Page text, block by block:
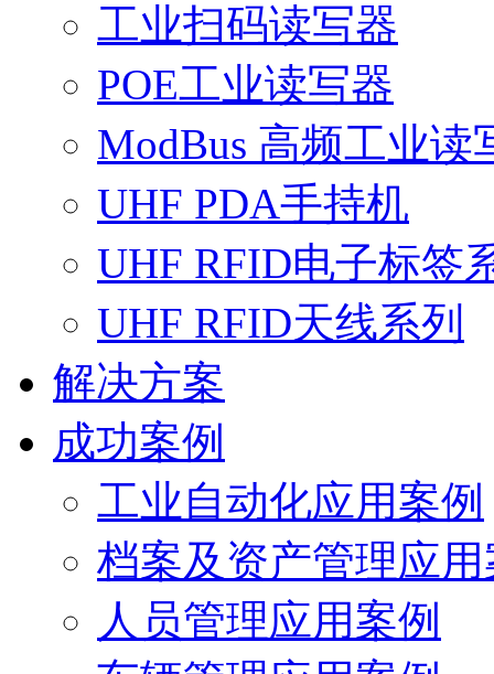
工业扫码读写器
POE工业读写器
ModBus 高频工业读
UHF PDA手持机
UHF RFID电子标签
UHF RFID天线系列
解决方案
成功案例
工业自动化应用案例
档案及资产管理应
人员管理应用案例